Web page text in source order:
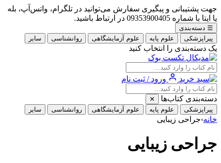
جهت پشتیبانی و پیگیری سفارش می‌توانید در تلگرام، واتس‌آپ، بله
یا ایتا با شماره 09353900405 در ارتباط باشید.
☰ دسته‌بندی
پیراپزشکی
علوم پایه علوم آزمایشگاهی روانشناسی سایر
یک دسته‌بندی را انتخاب کنید
ورود / ثبت نام
دسته‌بندی کتاب‌ها
✕
پیراپزشکی
علوم پایه علوم آزمایشگاهی روانشناسی سایر
خانه›جراحی زیبایی
جراحی زیبایی